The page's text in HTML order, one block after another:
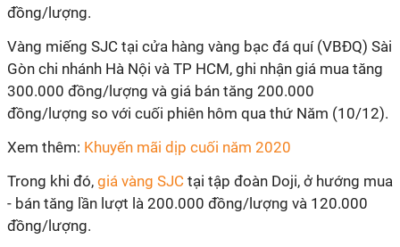
đồng/lượng.
Vàng miếng SJC tại cửa hàng vàng bạc đá quí (VBĐQ) Sài
Gòn chi nhánh Hà Nội và TP HCM, ghi nhận giá mua tăng
300.000 đồng/lượng và giá bán tăng 200.000
đồng/lượng so với cuối phiên hôm qua thứ Năm (10/12).
Xem thêm: Khuyến mãi dịp cuối năm 2020
Trong khi đó, giá vàng SJC tại tập đoàn Doji, ở hướng mua
- bán tăng lần lượt là 200.000 đồng/lượng và 120.000
đồng/lượng.